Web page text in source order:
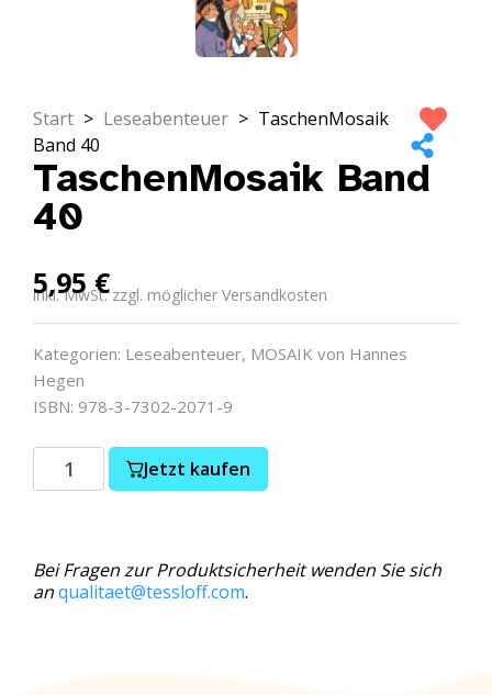
Start > Leseabenteuer > TaschenMosaik
Band 40
TaschenMosaik Band
40
5,95€
inkl. MwSt. zzgl. möglicher Versandkosten
Kategorien: Leseabenteuer, MOSAIK von Hannes
Hegen
ISBN: 978-3-7302-2071-9
Jetzt kaufen
Bei Fragen zur Produktsicherheit wenden Sie sich
anqualitaet@tessloff.com.